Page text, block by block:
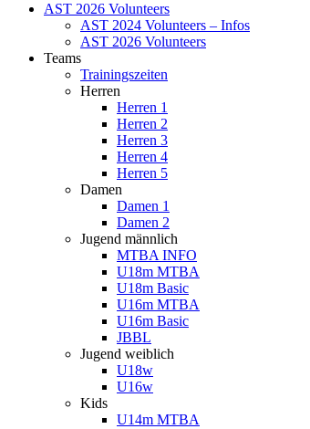
AST 2026 Volunteers
AST 2024 Volunteers – Infos
AST 2026 Volunteers
Teams
Trainingszeiten
Herren
Herren 1
Herren 2
Herren 3
Herren 4
Herren 5
Damen
Damen 1
Damen 2
Jugend männlich
MTBA INFO
U18m MTBA
U18m Basic
U16m MTBA
U16m Basic
JBBL
Jugend weiblich
U18w
U16w
Kids
U14m MTBA